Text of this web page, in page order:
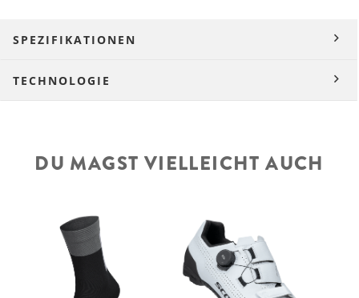
SPEZIFIKATIONEN
TECHNOLOGIE
DU MAGST VIELLEICHT AUCH